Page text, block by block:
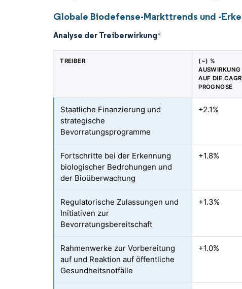
Globale Biodefense-Markttrends und -
Analyse der Treiberwirkung*
TREIBER
(~) %
AUSWIRKUNG
AUF DIE
PROGNOSE
Staatliche Finanzierung und
strategische
Bevorratungsprogramme
+2.1%
Fortschritte bei der Erkennung
biologischer Bedrohungen und
der Bioüberwachung
+1.8%
Regulatorische Zulassungen und
Initiativen zur
Bevorratungsbereitschaft
+1.3%
Rahmenwerke zur Vorbereitung
auf und Reaktion auf öffentliche
Gesundheitsnotfälle
+1.0%